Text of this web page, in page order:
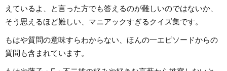
えているよ、と言った方でも答えるのが難しいのではないか、
そう思えるほど難しい、マニアックすぎるクイズ集です。
もはや質問の意味すらわからない、ほんの一エピソードからの
質問も含まれています。